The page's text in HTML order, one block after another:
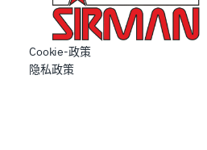
Cookie-政策
隐私政策